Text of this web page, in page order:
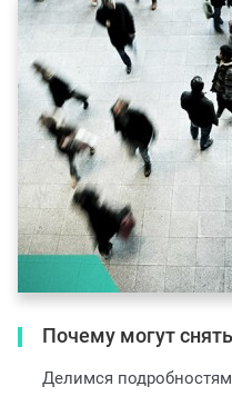
Почему могут
Делимся